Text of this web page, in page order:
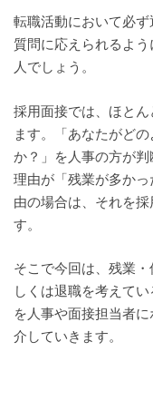
転職活動において必
質問に応えられるよ
人でしょう。
採用面接では、ほと
ます。「あなたがど
か？」を人事の方が
理由が「残業が多か
由の場合は、それを
す。
そこで今回は、残業
しくは退職を考えて
を人事や面接担当者
介していきます。